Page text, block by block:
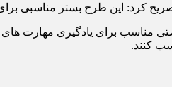
کرد: این طرح بستر مناسبی
مناسب برای یادگیری مهارت
کنند.